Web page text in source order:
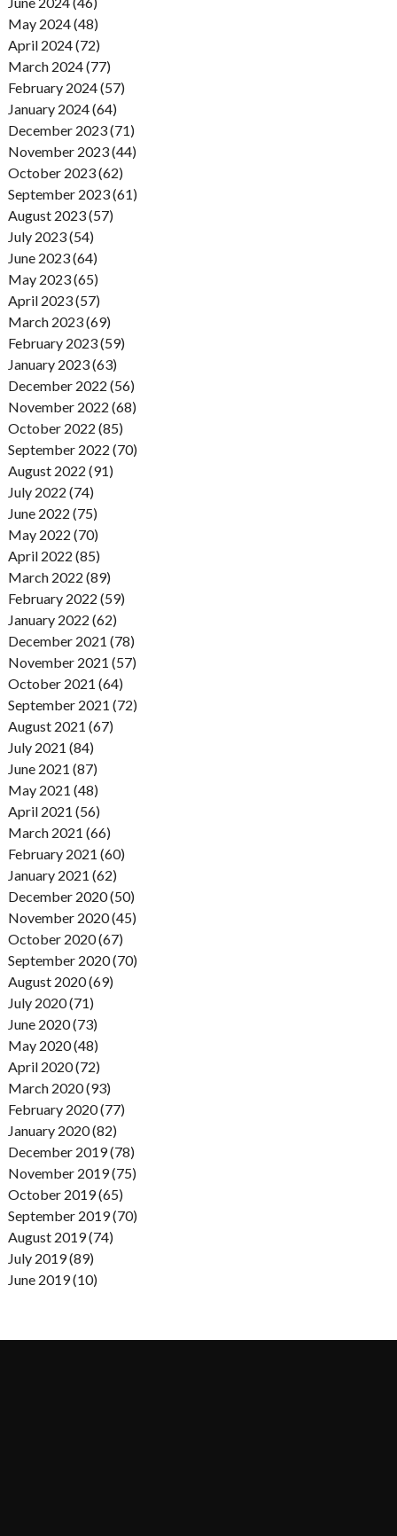
May 2024 (48)
April 2024 (72)
March 2024 (77)
February 2024 (57)
January 2024 (64)
December 2023 (71)
November 2023 (44)
October 2023 (62)
September 2023 (61)
August 2023 (57)
July 2023 (54)
June 2023 (64)
May 2023 (65)
April 2023 (57)
March 2023 (69)
February 2023 (59)
January 2023 (63)
December 2022 (56)
November 2022 (68)
October 2022 (85)
September 2022 (70)
August 2022 (91)
July 2022 (74)
June 2022 (75)
May 2022 (70)
April 2022 (85)
March 2022 (89)
February 2022 (59)
January 2022 (62)
December 2021 (78)
November 2021 (57)
October 2021 (64)
September 2021 (72)
August 2021 (67)
July 2021 (84)
June 2021 (87)
May 2021 (48)
April 2021 (56)
March 2021 (66)
February 2021 (60)
January 2021 (62)
December 2020 (50)
November 2020 (45)
October 2020 (67)
September 2020 (70)
August 2020 (69)
July 2020 (71)
June 2020 (73)
May 2020 (48)
April 2020 (72)
March 2020 (93)
February 2020 (77)
January 2020 (82)
December 2019 (78)
November 2019 (75)
October 2019 (65)
September 2019 (70)
August 2019 (74)
July 2019 (89)
June 2019 (10)